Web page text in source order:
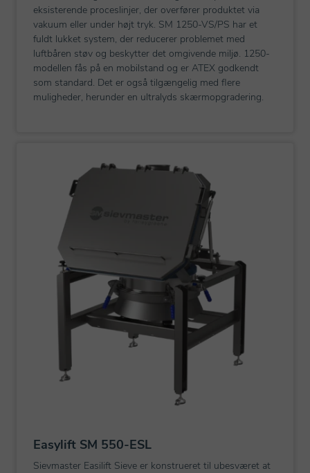
eksisterende proceslinjer, der overfører produktet via
vakuum eller under højt tryk. SM 1250-VS/PS har et
fuldt lukket system, der reducerer problemet med
luftbåren støv og beskytter det omgivende miljø. 1250-
modellen fås på en mobilstand og er ATEX godkendt
som standard. Det er også tilgængelig med flere
muligheder, herunder en ultralyds skærmopgradering.
Easylift SM 550-ESL
Sievmaster Easilift Sieve er konstrueret til ubesværet at